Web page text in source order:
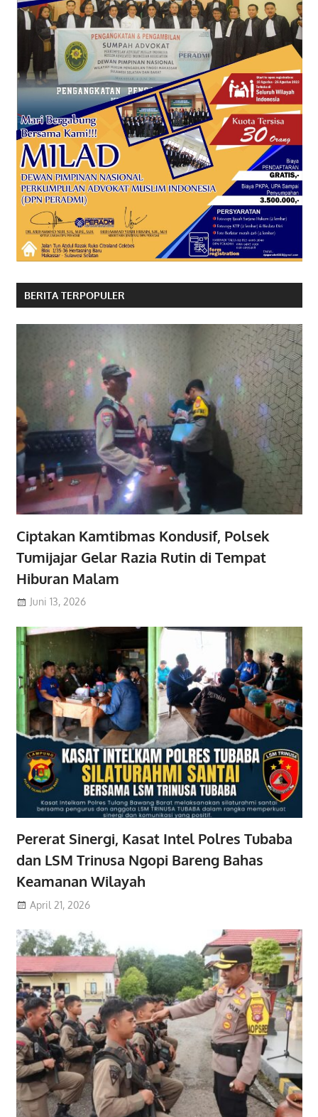
BERITA TERPOPULER
Ciptakan Kamtibmas Kondusif, Polsek
Tumijajar Gelar Razia Rutin di Tempat
Hiburan Malam
Juni 13, 2026
Pererat Sinergi, Kasat Intel Polres Tubaba
dan LSM Trinusa Ngopi Bareng Bahas
Keamanan Wilayah
April 21, 2026